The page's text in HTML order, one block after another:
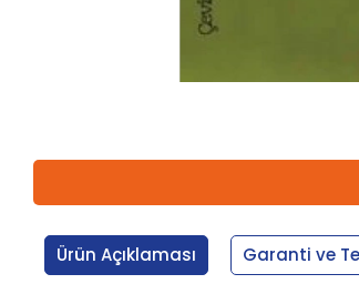
Ürün Açıklaması Garanti ve